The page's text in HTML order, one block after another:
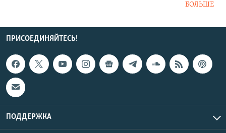
БОЛЬШЕ
ПРИСОЕДИНЯЙТЕСЬ!
ПОДДЕРЖКА